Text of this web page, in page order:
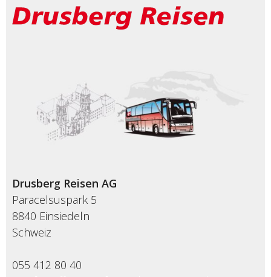
Drusberg Reisen AG
Paracelsuspark 5
8840 Einsiedeln
Schweiz
055 412 80 40